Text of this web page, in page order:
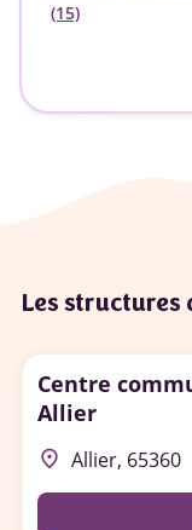
(15)
Les structures
Centre
Allier
place Allier, 65360